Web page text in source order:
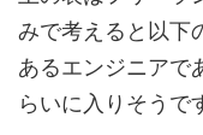
みで考えると以下
あるエンジニアで
らいに入りそうで